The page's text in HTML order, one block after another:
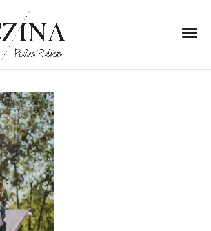
24 września 2018
DSC_5810
Written by